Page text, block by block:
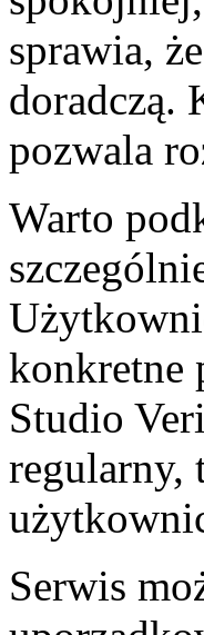
sprawia,
doradczą.
pozwala
Warto
konkretne
Studio
regularny,
Serwis